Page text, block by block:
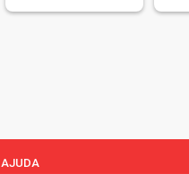
AJUDA